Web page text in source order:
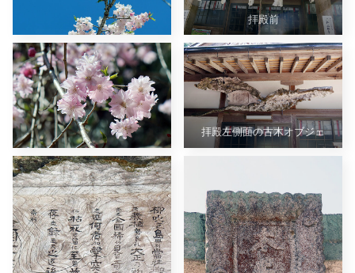
拝殿前
拝殿左側面の古木オブジェ